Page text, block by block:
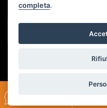
completa.